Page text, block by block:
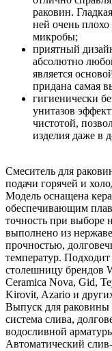
раковин.
ней очень
микробы;
приятный
абсолютно
является
придана самая
гигиенически
унитазов
чистотой,
изделия даже в
Смеситель для
подачи горячей и
Модель оснащена
обеспечивающим
точность при выборе
выполнено из
прочностью,
температур.
столешницу брендов
Ceramica Nova, Gid,
Kirovit, Azario и
Выпуск для раковины
система слива,
водосливной
Автоматический